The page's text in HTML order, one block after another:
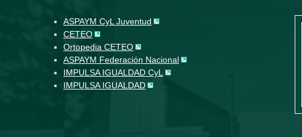
ASPAYM CyL Juventud
CETEO
Ortopedia CETEO
ASPAYM Federación Nacional
IMPULSA IGUALDAD CyL
IMPULSA IGUALDAD